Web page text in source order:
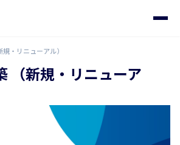
・リニューアル）
（新規・リニューア